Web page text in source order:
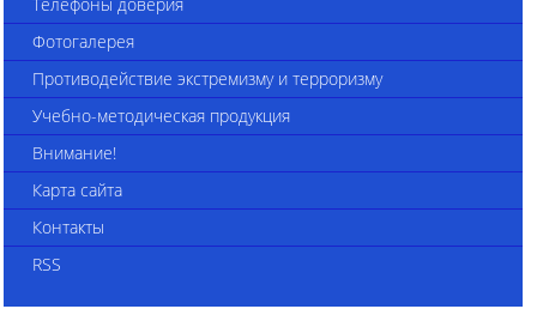
Фотогалерея
Противодействие экстремизму и терроризму
Учебно-методическая продукция
Внимание!
Карта сайта
Контакты
RSS